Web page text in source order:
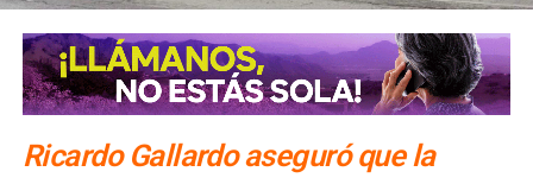
NO TE PIERDAS
STPS ofrecerá 350 empleos para adultos mayores y
personas con discapacidad
Ricardo Gallardo aseguró que la